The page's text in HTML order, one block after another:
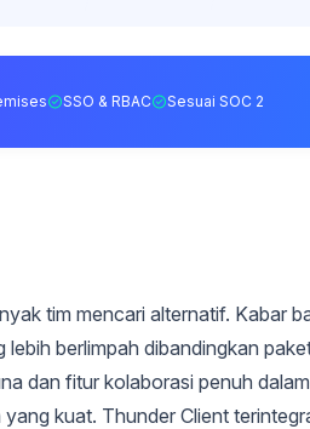
SSO & RBAC Sesuai SOC 2
tim mencari alternatif. Kabar
berlimpah dibandingkan
dan fitur kolaborasi penuh
kuat. Thunder Client